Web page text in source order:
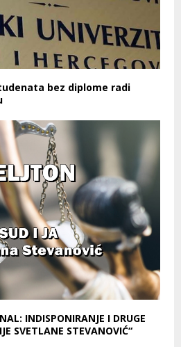
bez diplome radi
INDISPONIRANJE I DRUGE
SVETLANE STEVANOVIĆ“